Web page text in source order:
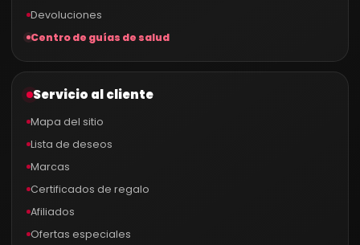
Devoluciones
Centro de guías de salud
Servicio al cliente
Mapa del sitio
Lista de deseos
Marcas
Certificados de regalo
Afiliados
Ofertas especiales